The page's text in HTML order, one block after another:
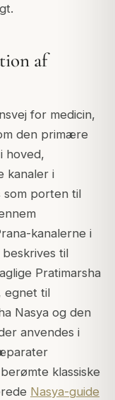
af
for medicin,
den primære
hoved,
kanaler i
som porten til
kanalerne i
til
Pratimarsha
egnet til
Nasya og den
anvendes i
klassiske
Nasya-guide